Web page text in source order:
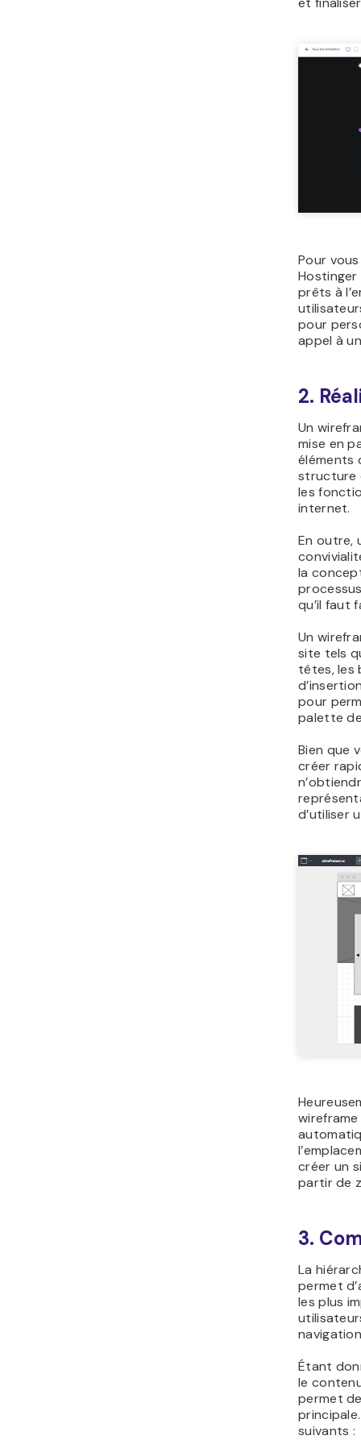
Pour
prêts à
pour
appel à
2.
Un
mise en
éléments
structure
les
internet.
En outre,
la
qu’il faut
Un
site tels
têtes, les
pour
palette
Bien que
créer
d’utiliser
créer un
partir de
3.
La
permet
les plus
Étant
le
permet
suivants :